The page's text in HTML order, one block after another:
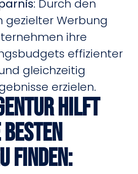
: Durch den
gezielter Werbung
ihre
effizienter
gleichzeitig
erzielen.
hilft
besten
finden: